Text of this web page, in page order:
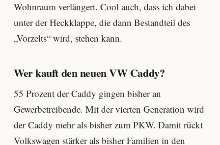
Wohnraum verlängert. Cool auch, dass ich dabei
unter der Heckklappe, die dann Bestandteil des
„Vorzelts“ wird, stehen kann.
Wer kauft den neuen VW Caddy?
55 Prozent der Caddy gingen bisher an
Gewerbetreibende. Mit der vierten Generation wird
der Caddy mehr als bisher zum PKW. Damit rückt
Volkswagen stärker als bisher Familien in den